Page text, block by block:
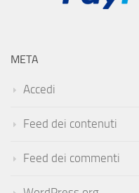
META
Accedi
Feed dei contenuti
Feed dei commenti